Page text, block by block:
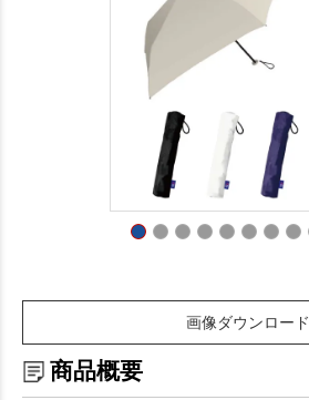
画像ダウンロード
商品概要